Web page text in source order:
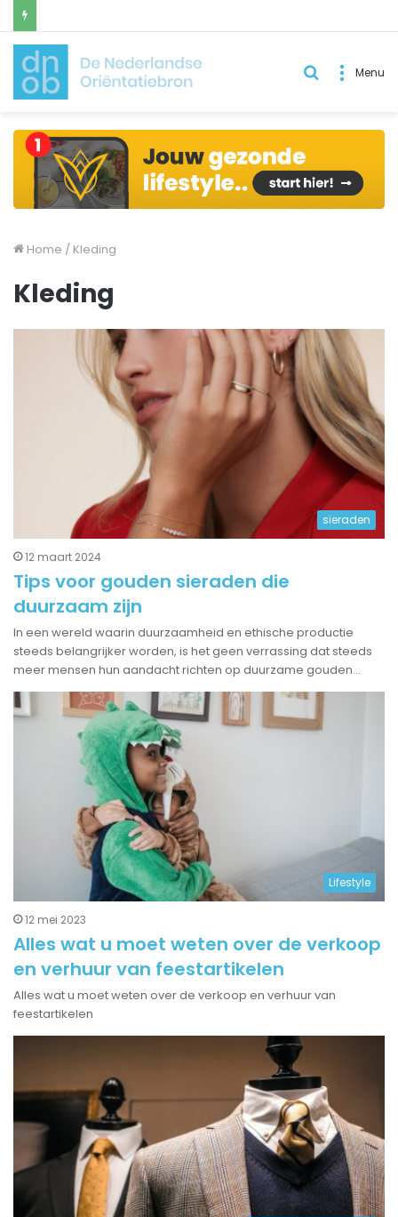
Menu
Zoek
Home / Kleding
Kleding
sieraden
12 maart 2024
Tips voor gouden sieraden die
duurzaam zijn
In een wereld waarin duurzaamheid en ethische productie
steeds belangrijker worden, is het geen verrassing dat steeds
meer mensen hun aandacht richten op duurzame gouden…
Lifestyle
12 mei 2023
Alles wat u moet weten over de verkoop
en verhuur van feestartikelen
Alles wat u moet weten over de verkoop en verhuur van
feestartikelen